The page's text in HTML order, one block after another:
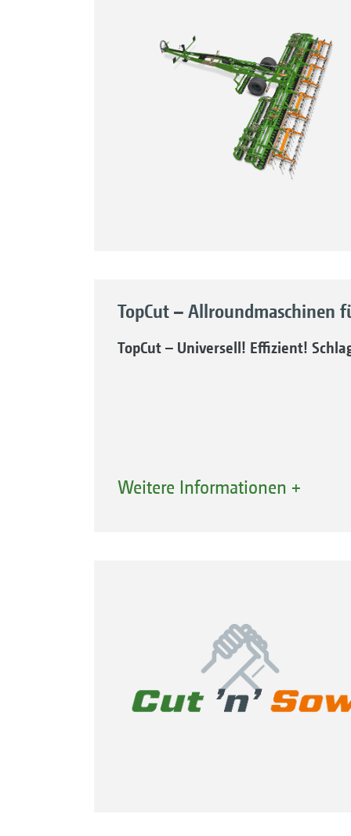
TopCut – Allroundmaschinen
TopCut – Universell! Effizient!
Weitere Informationen +